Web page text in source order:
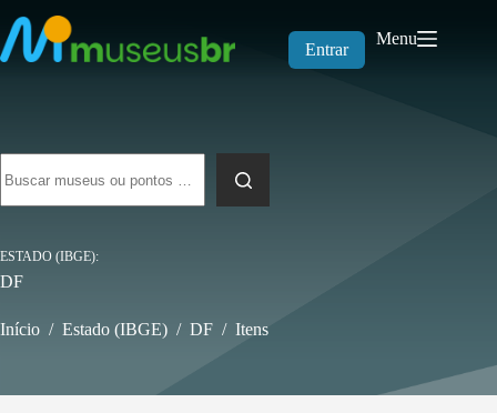
para
o
conteúdo
Entrar
Menu
resultados
ESTADO (IBGE)
DF
Início / Estado (IBGE) / DF / Itens